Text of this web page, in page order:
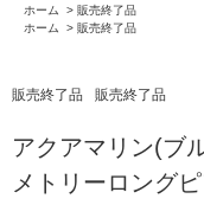
ホーム > 販売終了品
ホーム
> 販売終了品
販売終了品 販売終了品
アクアマリン(ブ
メトリーロング